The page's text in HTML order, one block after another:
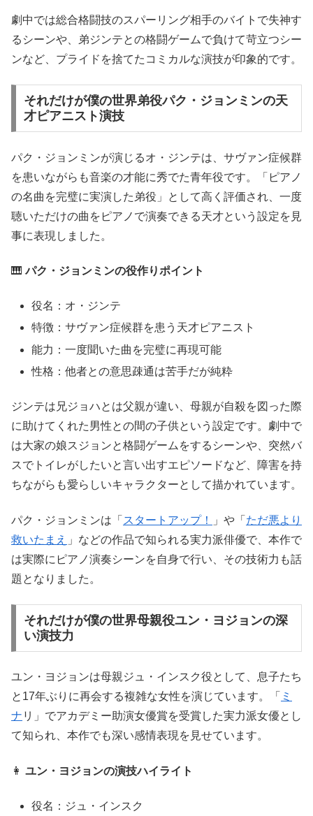
劇中では総合格闘技のスパーリング相手のバイトで失神す
るシーンや、弟ジンテとの格闘ゲームで負けて苛立つシー
ンなど、プライドを捨てたコミカルな演技が印象的です。
それだけが僕の世界弟役パク・ジョンミンの天
才ピアニスト演技
パク・ジョンミンが演じるオ・ジンテは、サヴァン症候群
を患いながらも音楽の才能に秀でた青年役です。「ピアノ
の名曲を完璧に実演した弟役」として高く評価され、一度
聴いただけの曲をピアノで演奏できる天才という設定を見
事に表現しました。
🎹パク・ジョンミンの役作りポイント
役名：オ・ジンテ
特徴：サヴァン症候群を患う天才ピアニスト
能力：一度聞いた曲を完璧に再現可能
性格：他者との意思疎通は苦手だが純粋
ジンテは兄ジョハとは父親が違い、母親が自殺を図った際
に助けてくれた男性との間の子供という設定です。劇中で
は大家の娘スジョンと格闘ゲームをするシーンや、突然バ
スでトイレがしたいと言い出すエピソードなど、障害を持
ちながらも愛らしいキャラクターとして描かれています。
パク・ジョンミンは「 スタートアップ！ 」や「 ただ悪より
救いたまえ
」などの作品で知られる実力派俳優で、本作で
は実際にピアノ演奏シーンを自身で行い、その技術力も話
題となりました。
それだけが僕の世界母親役ユン・ヨジョンの深
い演技力
ユン・ヨジョンは母親ジュ・インスク役として、息子たち
と17年ぶりに再会する複雑な女性を演じています。「 ミ
ナ リ」でアカデミー助演女優賞を受賞した実力派女優とし
て知られ、本作でも深い感情表現を見せています。
👩 ユン・ヨジョンの演技ハイライト
役名：ジュ・インスク